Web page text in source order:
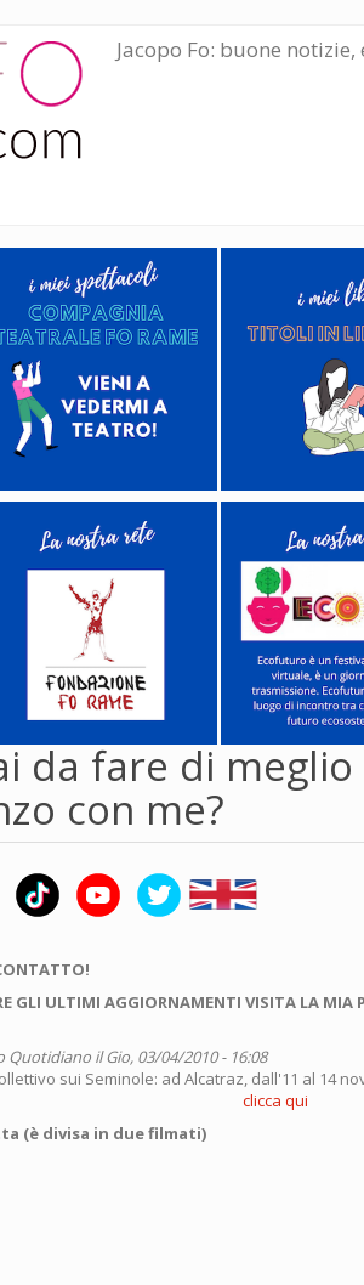
Jacopo Fo: buone
da fare di
con me?
GLI ULTIMI AGGIORNAMENTI VISITA LA MIA
Quotidiano il Gio, 03/04/2010 - 16:08
sui Seminole: ad Alcatraz, dall'11 al 14
clicca qui
(è divisa in due filmati)